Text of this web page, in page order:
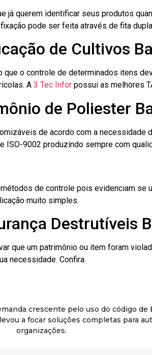
já querem identificar seus produtos
pode ser feita através de fita
de Cultivos
que o controle de determinados itens
A 3 Tec Infor possui as melhores
de Poliester
de acordo com a
ISO-9002 produzindo sempre com
de controle pois evidenciam
muito simples.
Destrutíveis
que um patrimônio ou item foram
necessidade. Confira.
crescente pelo uso do código
a focar soluções completas para
organizações.